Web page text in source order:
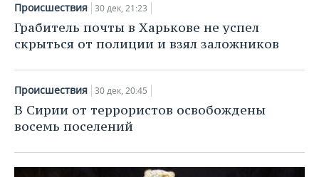
ОТКРЫТАЯ ЛЕКЦИЯ
БАСКЕТБОЛ
ВОЛЕЙБОЛ
ФИГУРНОЕ КАТАНИЕ
ИНФРАСТРУКТУРА
ИСТОРИЯ
МЕДИЦИНА
СПРАВОЧНИК
СПИСОК ПЕРСОН
ПОЛНАЯ ВЕРСИЯ
Происшествия 30 дек, 21:23
Грабитель почты в Харькове не успел
скрыться от полиции и взял заложников
Происшествия 30 дек, 20:45
В Сирии от террористов освобождены
восемь поселений